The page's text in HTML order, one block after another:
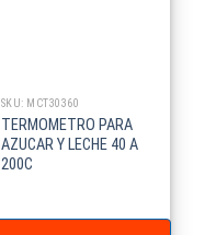
SKU: MCT30360
TERMOMETRO PARA
AZUCAR Y LECHE 40 A
200C